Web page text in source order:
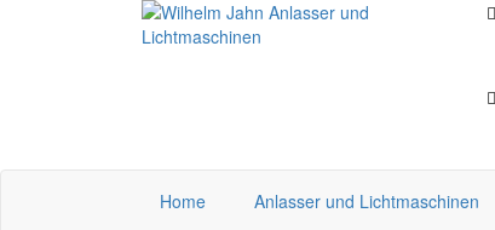
Home
Anlasser und Lichtmaschinen